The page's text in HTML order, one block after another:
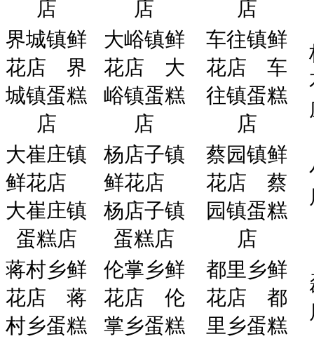
店
店
店
界城镇鲜
花店
界
城镇蛋糕
店
大峪镇鲜
花店
大
峪镇蛋糕
店
车往镇鲜
花店
车
往镇蛋糕
店
大崔庄镇
鲜花店
大崔庄镇
蛋糕店
杨店子镇
鲜花店
杨店子镇
蛋糕店
蔡园镇鲜
花店
蔡
园镇蛋糕
店
蒋村乡鲜
花店
蒋
村乡蛋糕
伦掌乡鲜
花店
伦
掌乡蛋糕
都里乡鲜
花店
都
里乡蛋糕